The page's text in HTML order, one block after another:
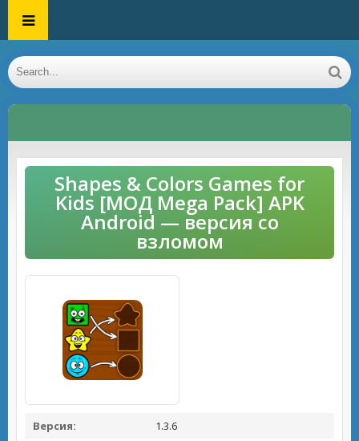
Shapes & Colors Games for
Kids [МОД Mega Pack] APK
Android — версия со
взломом
Версия:
1.3.6